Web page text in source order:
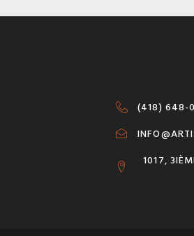
(418) 648-
1017,